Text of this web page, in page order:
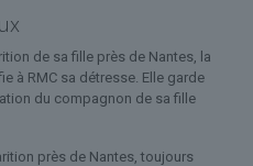
de sa fille près de Nantes, la
à RMC sa détresse. Elle garde
du compagnon de sa fille
près de Nantes, toujours